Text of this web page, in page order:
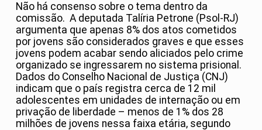
Não há consenso sobre o tema dentro da
comissão. A deputada Talíria Petrone (Psol-RJ)
argumenta que apenas 8% dos atos cometidos
por jovens são considerados graves e que esses
jovens podem acabar sendo aliciados pelo crime
organizado se ingressarem no sistema prisional.
Dados do Conselho Nacional de Justiça (CNJ)
indicam que o país registra cerca de 12 mil
adolescentes em unidades de internação ou em
privação de liberdade – menos de 1% dos 28
milhões de jovens nessa faixa etária, segundo